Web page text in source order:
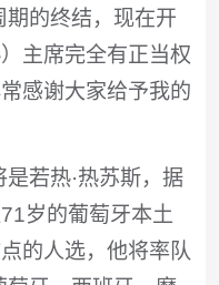
期的终结，现在开
主席完全有正当权
感谢大家给予我的
若热·热苏斯，据
岁的葡萄牙本土
的人选，他将率队